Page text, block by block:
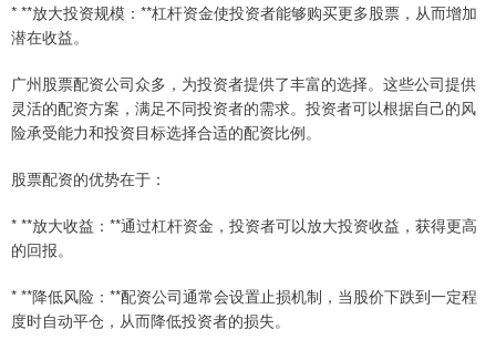
* **放大投资规模：**杠杆资金使投资者能够购买更多股票，从而增加
潜在收益。
广州股票配资公司众多，为投资者提供了丰富的选择。这些公司提供
灵活的配资方案，满足不同投资者的需求。投资者可以根据自己的风
险承受能力和投资目标选择合适的配资比例。
股票配资的优势在于：
* **放大收益：**通过杠杆资金，投资者可以放大投资收益，获得更高
的回报。
* **降低风险：**配资公司通常会设置止损机制，当股价下跌到一定程
度时自动平仓，从而降低投资者的损失。